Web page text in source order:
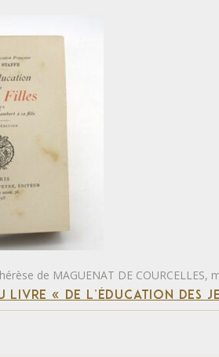
de MAGUENAT DE COURCELLES,
LIVRE « DE L’ÉDUCATION DES